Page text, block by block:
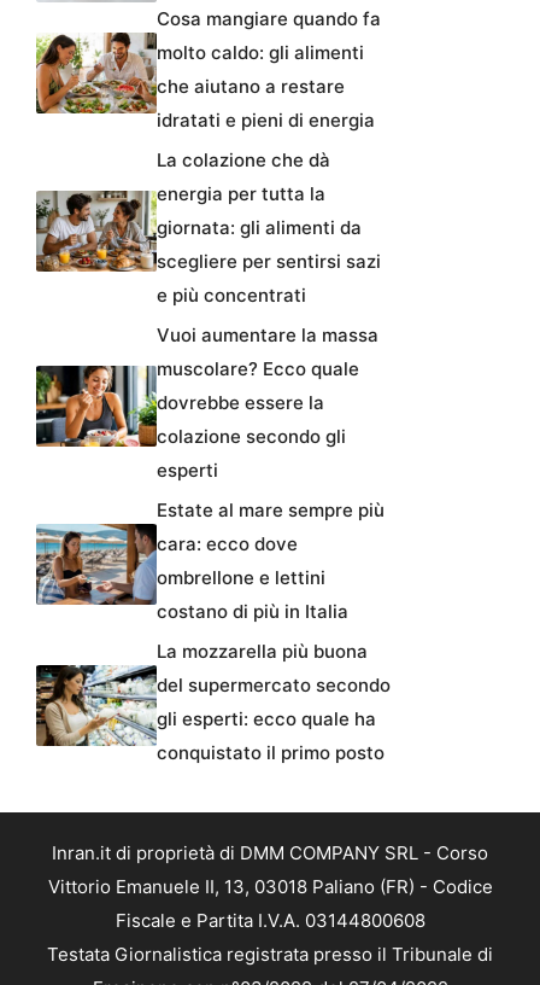
Cosa mangiare quando fa
molto caldo: gli alimenti
che aiutano a restare
idratati e pieni di energia
La colazione che dà
energia per tutta la
giornata: gli alimenti da
scegliere per sentirsi sazi
e più concentrati
Vuoi aumentare la massa
muscolare? Ecco quale
dovrebbe essere la
colazione secondo gli
esperti
Estate al mare sempre più
cara: ecco dove
ombrellone e lettini
costano di più in Italia
La mozzarella più buona
del supermercato secondo
gli esperti: ecco quale ha
conquistato il primo posto
Inran.it di proprietà di DMM COMPANY SRL - Corso
Vittorio Emanuele II, 13, 03018 Paliano (FR) - Codice
Fiscale e Partita I.V.A. 03144800608
Testata Giornalistica registrata presso il Tribunale di